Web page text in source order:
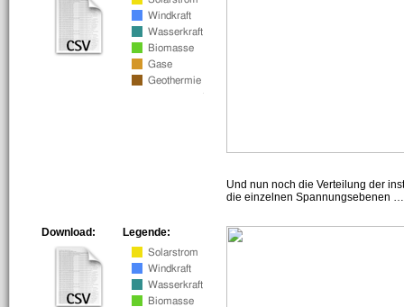
Und nun noch die Verteilung der
die einzelnen Spannungsebenen
Legende:
Download: